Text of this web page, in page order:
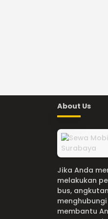
About Us
Jika Anda
melakukan
bus,
membantu